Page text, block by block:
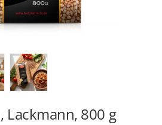
Lackmann, 800 g